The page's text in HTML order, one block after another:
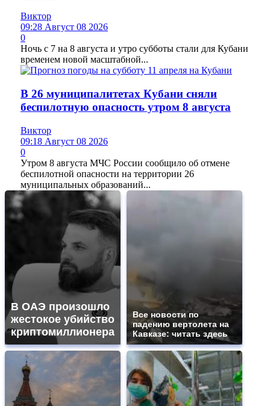
Виктор
09:28 Август 08 2026
0
Ночь с 7 на 8 августа и утро субботы стали для Кубани
временем новой масштабной...
В 26 муниципалитетах Кубани сняли
беспилотную опасность утром 8 августа
Виктор
09:18 Август 08 2026
0
Утром 8 августа МЧС России сообщило об отмене
беспилотной опасности на территории 26
муниципальных образований...
В ОАЭ произошло
жестокое убийство
криптомиллионера
Все новости по
падению вертолета на
Кавказе: читать здесь